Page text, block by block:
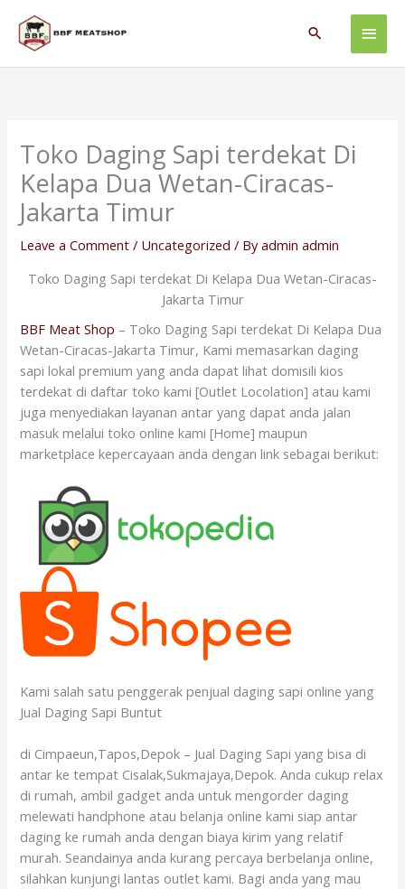
content
Main
Search
Toko Daging Sapi terdekat Di
Kelapa Dua Wetan-Ciracas-
Jakarta Timur
Leave a Comment / Uncategorized / Byadmin admin
Toko Daging Sapi terdekat Di Kelapa Dua Wetan-Ciracas-
Jakarta Timur
BBF Meat Shop – Toko Daging Sapi terdekat Di Kelapa Dua
Wetan-Ciracas-Jakarta Timur, Kami memasarkan daging
sapi lokal premium yang anda dapat lihat domisili kios
terdekat di daftar toko kami [Outlet Locolation] atau kami
juga menyediakan layanan antar yang dapat anda jalan
masuk melalui toko online kami [Home] maupun
marketplace kepercayaan anda dengan link sebagai berikut:
Kami salah satu penggerak penjual daging sapi online yang
Jual Daging Sapi Buntut
di Cimpaeun,Tapos,Depok – Jual Daging Sapi yang bisa di
antar ke tempat Cisalak,Sukmajaya,Depok. Anda cukup relax
di rumah, ambil gadget anda untuk mengorder daging
melewati handphone atau belanja online kami siap antar
daging ke rumah anda dengan biaya kirim yang relatif
murah. Seandainya anda kurang percaya berbelanja online,
silahkan kunjungi lantas outlet kami. Bagi anda yang mau